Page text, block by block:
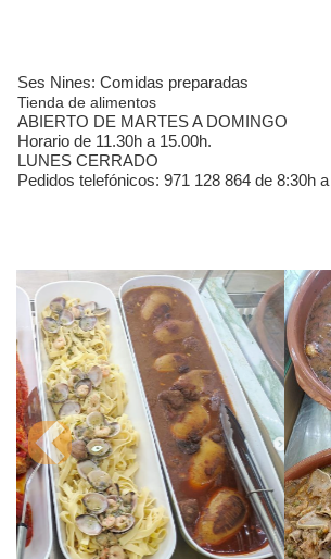
Ses Nines: Comidas preparadas
Tienda de alimentos
ABIERTO DE MARTES A DOMINGO
Horario de 11.30h a 15.00h.
LUNES CERRADO
Pedidos telefónicos: 971 128 864 de 8:30h
Previous